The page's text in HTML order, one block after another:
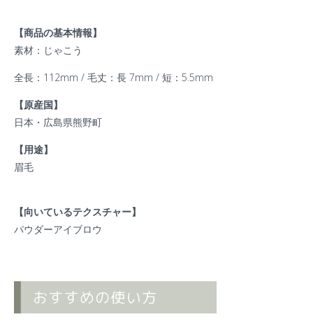
【商品の基本情報】
素材：じゃこう
全長：112mm / 毛丈：長 7mm / 短：5.5mm
【原産国】
日本・広島県熊野町
【用途】
眉毛
【向いているテクスチャー】
パウダーアイブロウ